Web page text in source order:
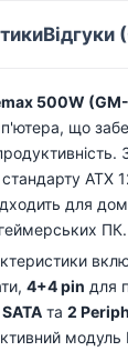
Відгуки
500W
що
ATX
для
ПК.
4+4 pin для
та 2
модуль